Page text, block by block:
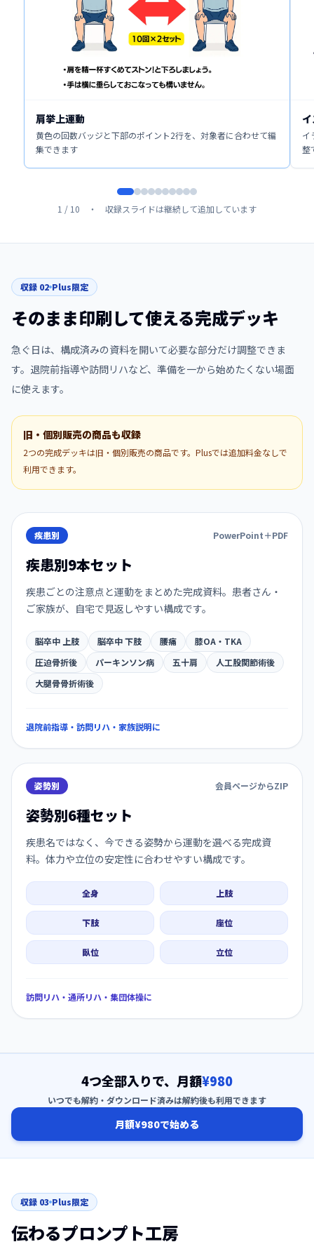
肩挙上運動
黄色の回数バッジと下部のポイント2行を、対象者に合わせて編
集できます
イ
整
1 / 10 ・ 収録スライドは継続して追加しています
収録 02 Plus限定
そのまま印刷して使える完成デッキ
急ぐ日は、構成済みの資料を開いて必要な部分だけ調整できま
す。退院前指導や訪問リハなど、準備を一から始めたくない場面
に使えます。
旧・個別販売の商品も収録
2つの完成デッキは旧・個別販売の商品です。Plusでは追加料金なしで
利用できます。
疾患別 PowerPoint＋PDF
疾患別9本セット
疾患ごとの注意点と運動をまとめた完成資料。患者さん・
ご家族が、自宅で見返しやすい構成です。
脳卒中 上肢 脳卒中 下肢 腰痛
膝OA・TKA
圧迫骨折後
パーキンソン病 五十肩
人工股関節術後
大腿骨骨折術後
退院前指導・訪問リハ・家族説明に
姿勢別 会員ページからZIP
姿勢別6種セット
疾患名ではなく、今できる姿勢から運動を選べる完成資
料。体力や立位の安定性に合わせやすい構成です。
全身 上肢
下肢 座位
臥位 立位
訪問リハ・通所リハ・集団体操に
4つ全部入りで、月額¥980
いつでも解約・ダウンロード済みは解約後も利用できます
月額¥980で始める
収録 03 Plus限定
伝わるプロンプト工房